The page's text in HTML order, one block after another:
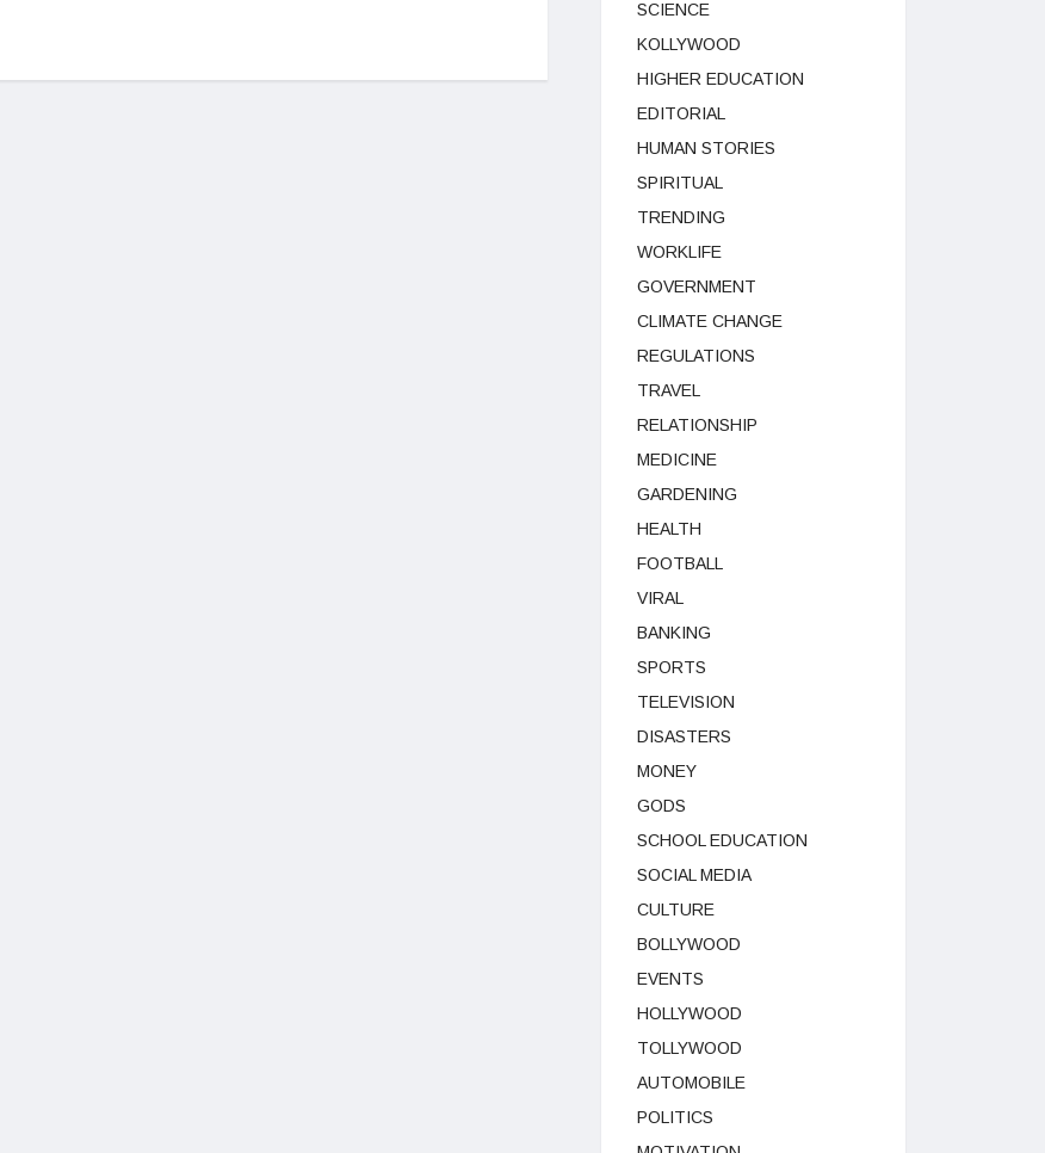
SCIENCE
KOLLYWOOD
HIGHER EDUCATION
EDITORIAL
HUMAN STORIES
SPIRITUAL
TRENDING
WORKLIFE
GOVERNMENT
CLIMATE CHANGE
REGULATIONS
TRAVEL
RELATIONSHIP
MEDICINE
GARDENING
HEALTH
FOOTBALL
VIRAL
BANKING
SPORTS
TELEVISION
DISASTERS
MONEY
GODS
SCHOOL EDUCATION
SOCIAL MEDIA
CULTURE
BOLLYWOOD
EVENTS
HOLLYWOOD
TOLLYWOOD
AUTOMOBILE
POLITICS